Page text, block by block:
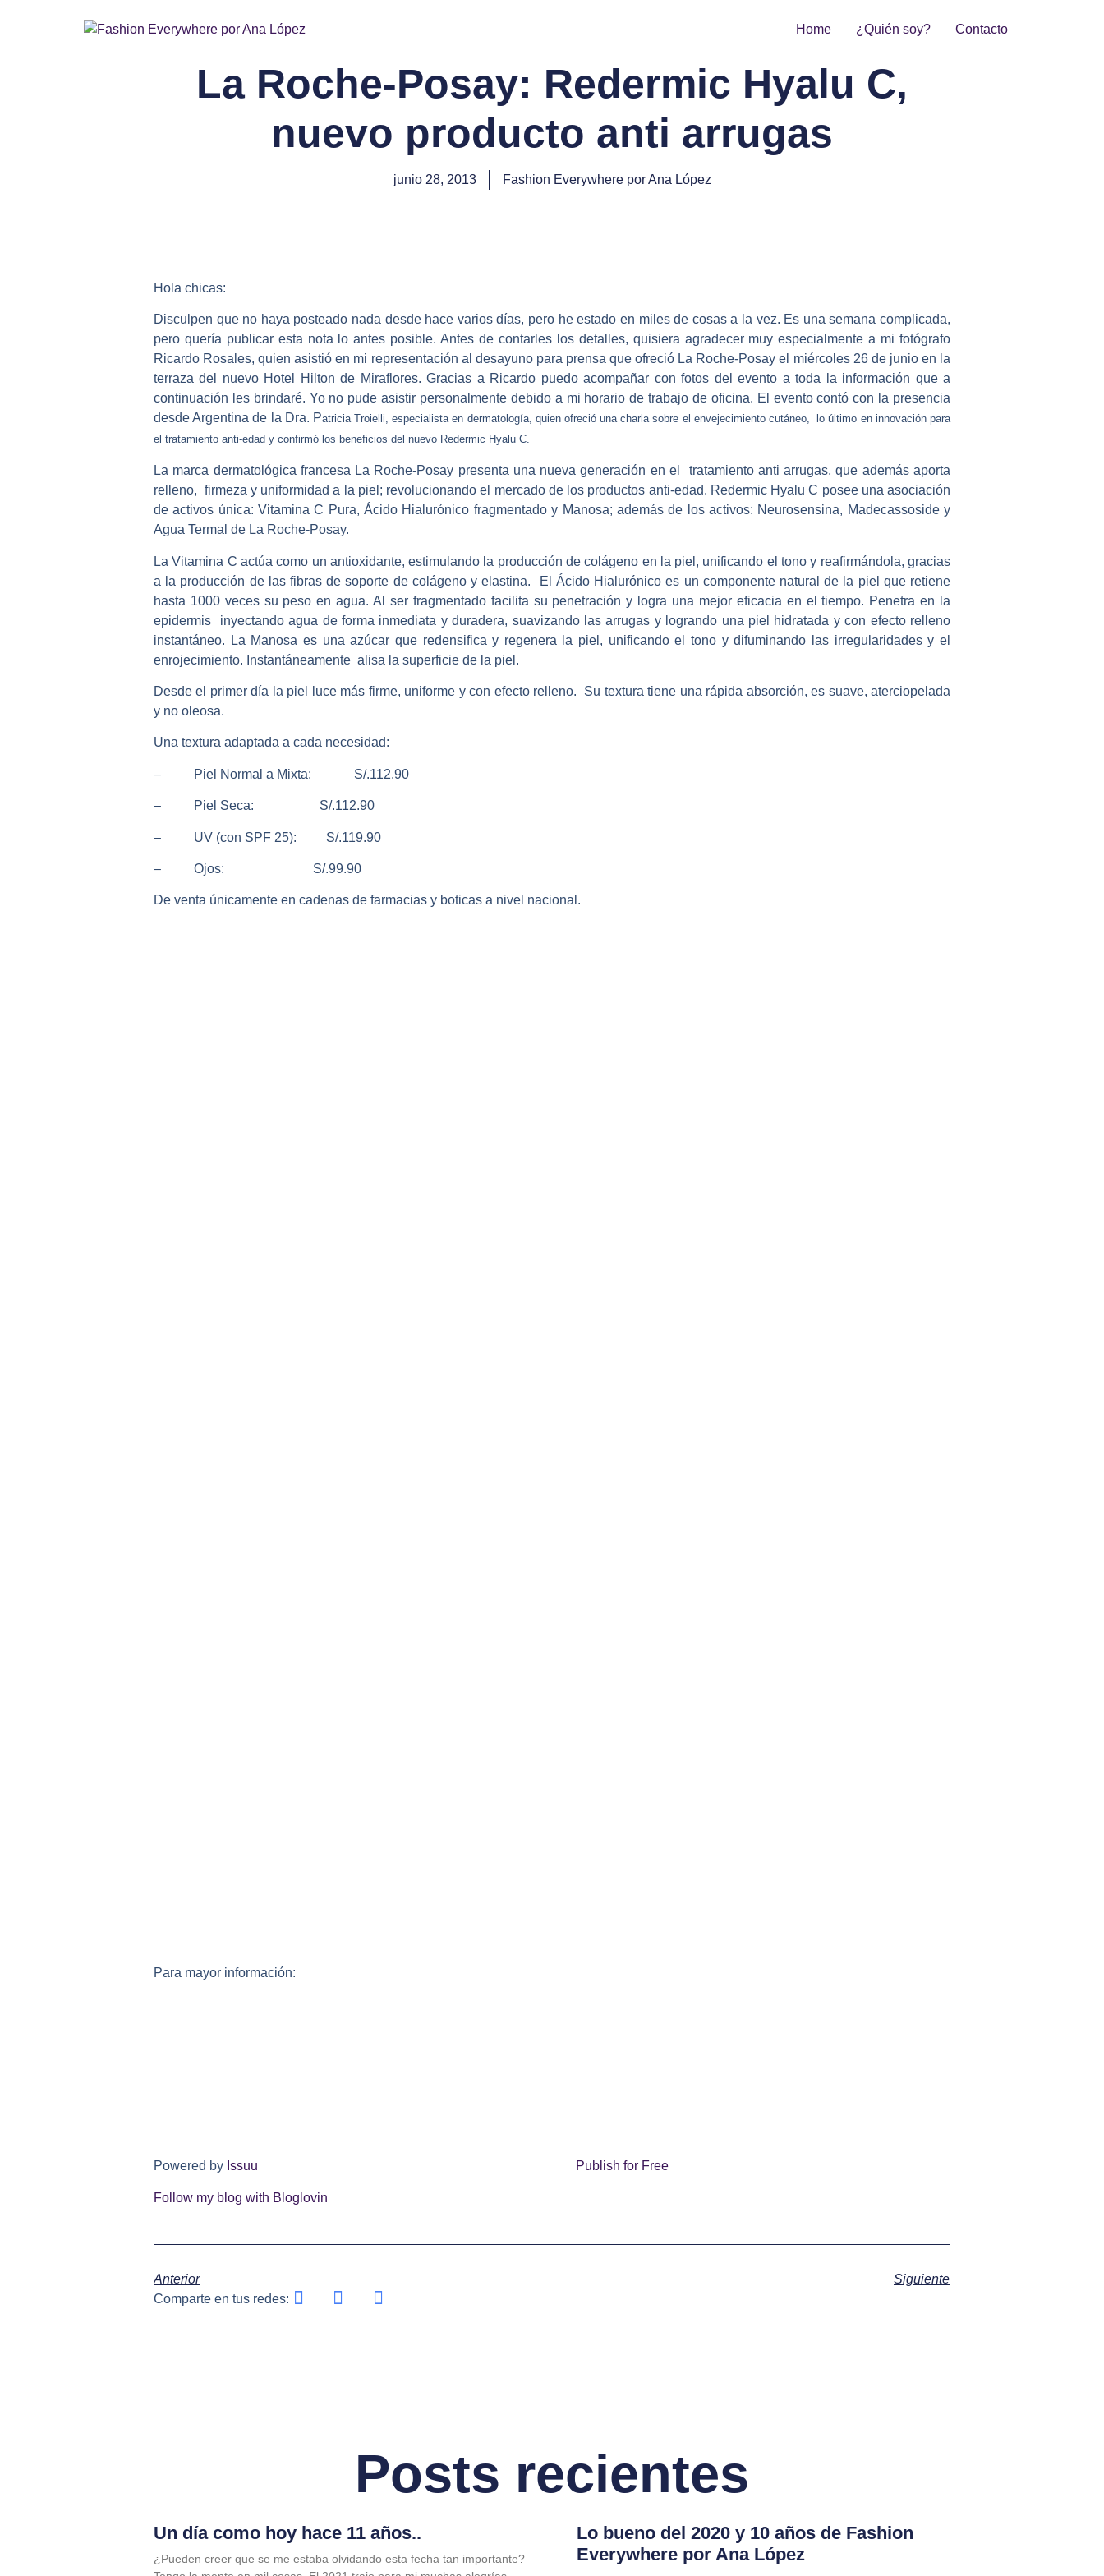
Home ¿Quién soy? Contacto
La Roche-Posay: Redermic Hyalu C,
nuevo producto anti arrugas
junio 28, 2013 Fashion Everywhere por Ana López
Hola chicas:
Disculpen que no haya posteado nada desde hace varios días, pero he estado en miles de cosas a la vez. Es una semana complicada,
pero quería publicar esta nota lo antes posible. Antes de contarles los detalles, quisiera agradecer muy especialmente a mi fotógrafo
Ricardo Rosales, quien asistió en mi representación al desayuno para prensa que ofreció La Roche-Posay el miércoles 26 de junio en la
terraza del nuevo Hotel Hilton de Miraflores. Gracias a Ricardo puedo acompañar con fotos del evento a toda la información que a
continuación les brindaré. Yo no pude asistir personalmente debido a mi horario de trabajo de oficina. El evento contó con la presencia
desde Argentina de la Dra. Patricia Troielli, especialista en dermatología, quien ofrecióuna charla sobre el envejecimiento cutáneo, lo último en innovación para
el tratamiento anti-edad y confirmó los beneficios del nuevo Redermic Hyalu C
La marca dermatológica francesa La Roche-Posay presenta una nueva generación en el tratamiento anti arrugas, que además aporta
relleno, firmeza y uniformidad a la piel; revolucionando el mercado de los productos anti-edad. Redermic Hyalu C posee una asociación
de activos única: Vitamina C Pura, Ácido Hialurónico fragmentado y Manosa; además de los activos: Neurosensina, Madecassoside y
Agua Termal de La Roche-Posay.
La Vitamina C actúa como un antioxidante, estimulando la producción de colágeno en la piel, unificando el tono y reafirmándola, gracias
a la producción de las fibras de soporte de colágeno y elastina. El Ácido Hialurónico es un componente natural de la piel que retiene
hasta 1000 veces su peso en agua. Al ser fragmentado facilita su penetración y logra una mejor eficacia en el tiempo. Penetra en la
epidermis inyectando agua de forma inmediata y duradera, suavizando las arrugas y logrando una piel hidratada y con efecto relleno
instantáneo. La Manosa es una azúcar que redensifica y regenera la piel, unificando el tono y difuminando las irregularidades y el
enrojecimiento. Instantáneamente alisa la superficie de la piel.
Desde el primer día la piel luce más firme, uniforme y con efecto relleno. Su textura tiene una rápida absorción, es suave, aterciopelada
y no oleosa.
Una textura adaptada a cada necesidad:
– Piel Normal a Mixta: S/.112.90
– Piel Seca: S/.112.90
– UV (con SPF 25): S/.119.90
– Ojos: S/.99.90
De venta únicamente en cadenas de farmacias y boticas a nivel nacional.
Para mayor información:
Powered by Issuu Publish for Free
Follow my blog with Bloglovin
Anterior
Siguiente
Comparte en tus redes:
Posts recientes
Un día como hoy hace 11 años..
¿Pueden creer que se me estaba olvidando esta fecha tan importante?
Lo bueno del 2020 y 10 años de Fashion
Everywhere por Ana López